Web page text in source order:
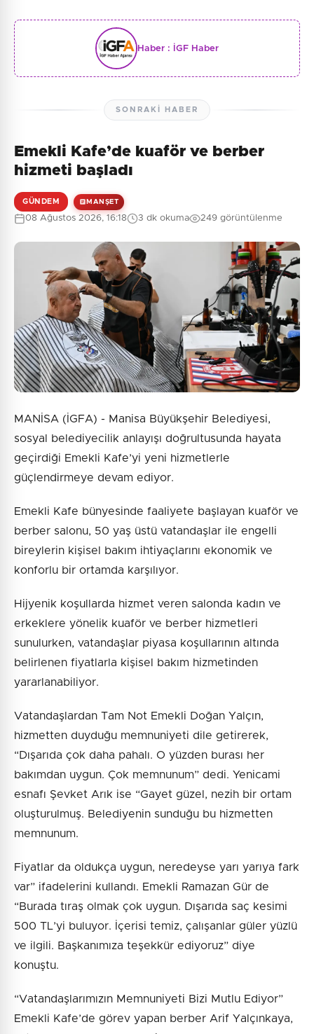
Haber : İGF Haber
SONRAKI HABER
Emekli Kafe’de kuaför ve berber
hizmeti başladı
GÜNDEM MANŞET
08 Ağustos 2026, 16:18 3 dk okuma 249 görüntülenme
MANİSA (İGFA) - Manisa Büyükşehir Belediyesi,
sosyal belediyecilik anlayışı doğrultusunda hayata
geçirdiği Emekli Kafe’yi yeni hizmetlerle
güçlendirmeye devam ediyor.
Emekli Kafe bünyesinde faaliyete başlayan kuaför ve
berber salonu, 50 yaş üstü vatandaşlar ile engelli
bireylerin kişisel bakım ihtiyaçlarını ekonomik ve
konforlu bir ortamda karşılıyor.
Hijyenik koşullarda hizmet veren salonda kadın ve
erkeklere yönelik kuaför ve berber hizmetleri
sunulurken, vatandaşlar piyasa koşullarının altında
belirlenen fiyatlarla kişisel bakım hizmetinden
yararlanabiliyor.
Vatandaşlardan Tam Not Emekli Doğan Yalçın,
hizmetten duyduğu memnuniyeti dile getirerek,
“Dışarıda çok daha pahalı. O yüzden burası her
bakımdan uygun. Çok memnunum” dedi. Yenicami
esnafı Şevket Arık ise “Gayet güzel, nezih bir ortam
oluşturulmuş. Belediyenin sunduğu bu hizmetten
memnunum.
Fiyatlar da oldukça uygun, neredeyse yarı yarıya fark
var” ifadelerini kullandı. Emekli Ramazan Gür de
“Burada tıraş olmak çok uygun. Dışarıda saç kesimi
500 TL’yi buluyor. İçerisi temiz, çalışanlar güler yüzlü
ve ilgili. Başkanımıza teşekkür ediyoruz” diye
konuştu.
“Vatandaşlarımızın Memnuniyeti Bizi Mutlu Ediyor”
Emekli Kafe’de görev yapan berber Arif Yalçınkaya,